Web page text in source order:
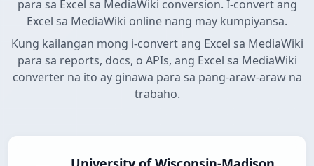
para sa Excel sa MediaWiki conversion. I-convert ang
Excel sa MediaWiki online nang may kumpiyansa.
Kung kailangan mong i-convert ang Excel sa MediaWiki
para sa reports, docs, o APIs, ang Excel sa MediaWiki
converter na ito ay ginawa para sa pang-araw-araw na
trabaho.